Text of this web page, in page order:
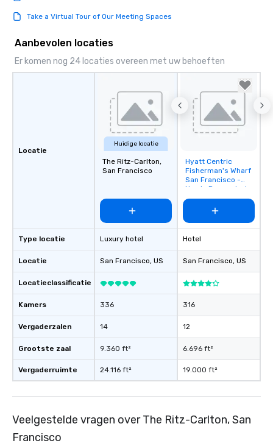
Take a Virtual Tour of Our Meeting Spaces
Aanbevolen locaties
Er komen nog 24 locaties overeen met uw behoeften
Locatie
Type locatie
Locatie
Locatieclassificatie
Kamers
Vergaderzalen
Grootste zaal
Vergaderruimte
Huidige locatie
The Ritz-Carlton,
San Francisco
Luxury hotel
San Francisco, US
336
14
9.360 ft²
24.116 ft²
Removed from
favorites
Hyatt Centric
Fisherman's Wharf
San Francisco -
Newly Renovated
Hotel
San Francisco, US
316
12
6.696 ft²
19.000 ft²
Veelgestelde vragen over The Ritz-Carlton, San
Francisco